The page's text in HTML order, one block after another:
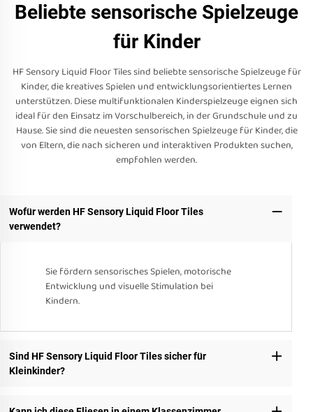
Beliebte sensorische Spielzeuge
für Kinder
HF Sensory Liquid Floor Tiles sind beliebte sensorische Spielzeuge für
Kinder, die kreatives Spielen und entwicklungsorientiertes Lernen
unterstützen. Diese multifunktionalen Kinderspielzeuge eignen sich
ideal für den Einsatz im Vorschulbereich, in der Grundschule und zu
Hause. Sie sind die neuesten sensorischen Spielzeuge für Kinder, die
von Eltern, die nach sicheren und interaktiven Produkten suchen,
empfohlen werden.
Wofür werden HF Sensory Liquid Floor Tiles
verwendet?
Sie fördern sensorisches Spielen, motorische
Entwicklung und visuelle Stimulation bei
Kindern.
Sind HF Sensory Liquid Floor Tiles sicher für
Kleinkinder?